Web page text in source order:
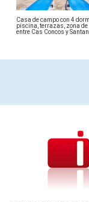
Casa de campo con 4
piscina, terrazas, zona de
entre Cas Concos y